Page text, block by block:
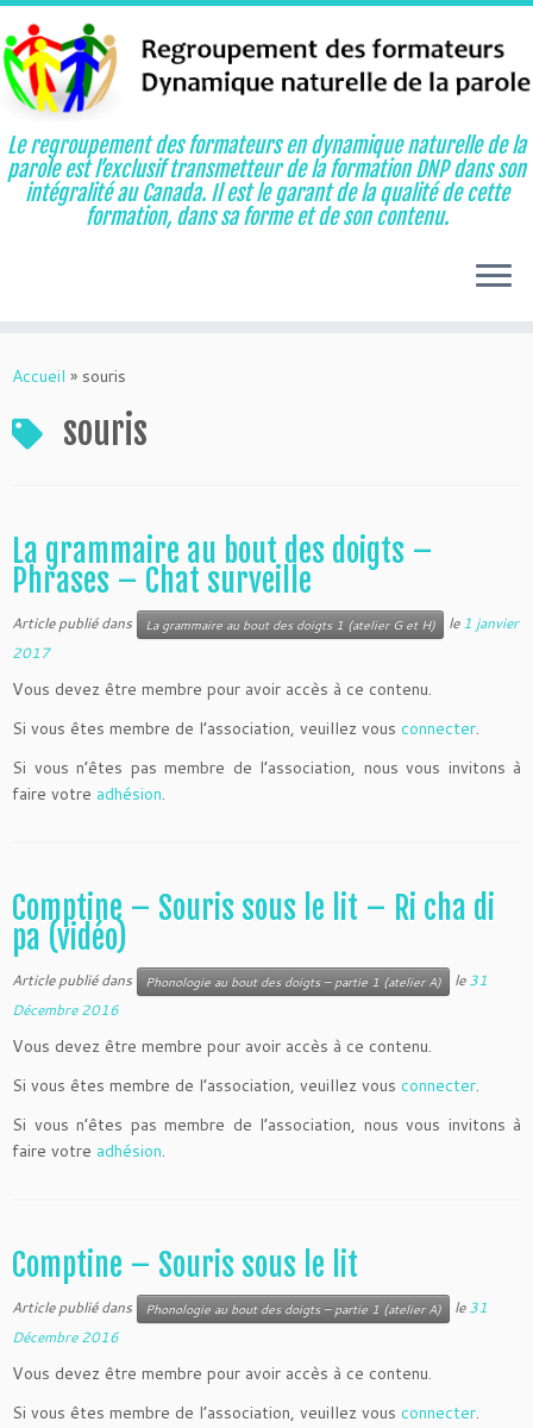
au
Le regroupement des formateurs en dynamique naturelle de la
parole est l’exclusif transmetteur de la formation DNP dans son
intégralité au Canada. Il est le garant de la qualité de cette
formation, dans sa forme et de son contenu.
Accueil » souris
souris
La grammaire au bout des doigts –
Phrases – Chat surveille
Article publié dans La grammaire au bout des doigts 1 (atelier G et H) le1 janvier
2017
Vous devez être membre pour avoir accès à ce contenu.
Si vous êtes membre de l’association, veuillez vous connecter.
Si vous n’êtes pas membre de l’association, nous vous invitons à
faire votre adhésion.
Comptine – Souris sous le lit – Ri cha di
pa (vidéo)
Article publié dans Phonologie au bout des doigts – partie 1 (atelier A) le31
Décembre 2016
Vous devez être membre pour avoir accès à ce contenu.
Si vous êtes membre de l’association, veuillez vous connecter.
Si vous n’êtes pas membre de l’association, nous vous invitons à
faire votre adhésion.
Comptine – Souris sous le lit
Article publié dans Phonologie au bout des doigts – partie 1 (atelier A) le31
Décembre 2016
Vous devez être membre pour avoir accès à ce contenu.
Si vous êtes membre de l’association, veuillez vous connecter.